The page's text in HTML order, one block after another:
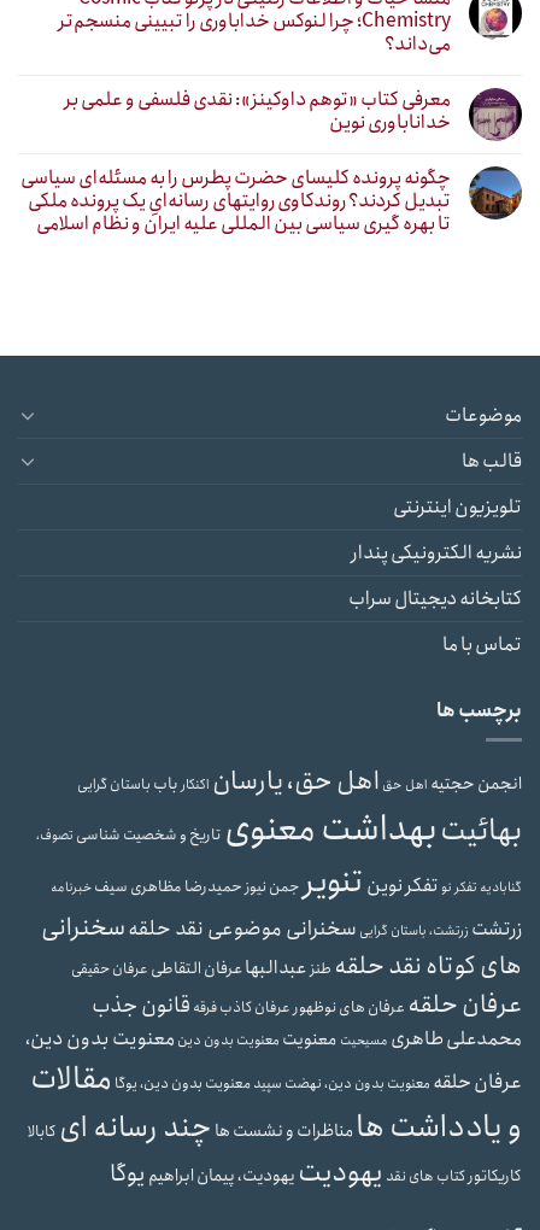
Chemistry؛ چرا لنوکس خداباوری را تبیینی منسجم‌تر
می‌داند؟
معرفی کتاب «توهم داوکینز»: نقدی فلسفی و علمی بر
خداناباوری نوین
چگونه پرونده کلیسای حضرت پطرس را به مسئله‌ای سیاسی
تبدیل کردند؟ روندکاوی روایتهای رسانه‌ایِ یک پرونده ملکی
تا بهره گیری سیاسی بین المللی علیه ایران و نظام اسلامی
موضوعات
قالب ها
تلویزیون اینترنتی
نشریه الکترونیکی پندار
کتابخانه دیجیتال سراب
تماس با ما
برچسب ها
انجمن حجتیه اهل حق اهل حق، یارسان اکنکارباب باستان گرایی
بهائیتبهداشت معنوی تاریخ و شخصیت شناسی تصوف،
گنابادیه تفکر نوتفکر نوین تنویرجمن نیوزحمیدرضا مظاهری سیفخبرنامه
زرتشت زرتشت، باستان گرایی سخنرانی موضوعی نقد حلقهسخنرانی
های کوتاه نقد حلقه طنزعبدالبهاعرفان التقاطی عرفان حقیقی
عرفان حلقه عرفان های نوظهورعرفان کاذبفرقه قانون جذب
محمدعلی طاهری مسیحیت معنویت معنویت بدون دین معنویت بدون دین،
عرفان حلقه معنویت بدون دین، نهضت سپیدمعنویت بدون دین، یوگا مقالات
و یادداشت هامناظرات و نشست ها چند رسانه ای کابالا
کاریکاتورکتاب های نقد یهودیت یهودیت، پیمان ابراهیم یوگا